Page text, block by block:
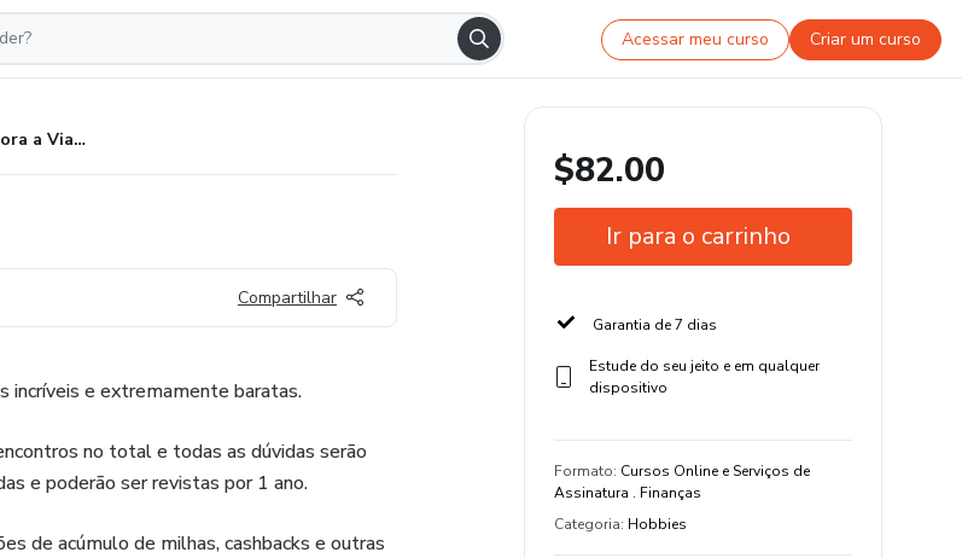
Acessar meu curso Criar um curso
Imersão - Agora a Viagem Sai!
Compartilhar
incríveis e extremamente baratas.
no total e todas as dúvidas serão
e poderão ser revistas por 1 ano.
de acúmulo de milhas, cashbacks e outras
$82.00
Ir para o carrinho
Garantia de 7 dias
Estude do seu jeito e em qualquer
dispositivo
Formato: Cursos Online e Serviços de
Assinatura . Finanças
Categoria: Hobbies